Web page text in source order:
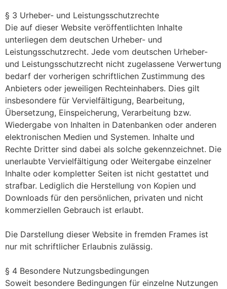
§ 3 Urheber- und Leistungsschutzrechte
Die auf dieser Website veröffentlichten Inhalte
unterliegen dem deutschen Urheber- und
Leistungsschutzrecht. Jede vom deutschen Urheber-
und Leistungsschutzrecht nicht zugelassene Verwertung
bedarf der vorherigen schriftlichen Zustimmung des
Anbieters oder jeweiligen Rechteinhabers. Dies gilt
insbesondere für Vervielfältigung, Bearbeitung,
Übersetzung, Einspeicherung, Verarbeitung bzw.
Wiedergabe von Inhalten in Datenbanken oder anderen
elektronischen Medien und Systemen. Inhalte und
Rechte Dritter sind dabei als solche gekennzeichnet. Die
unerlaubte Vervielfältigung oder Weitergabe einzelner
Inhalte oder kompletter Seiten ist nicht gestattet und
strafbar. Lediglich die Herstellung von Kopien und
Downloads für den persönlichen, privaten und nicht
kommerziellen Gebrauch ist erlaubt.
Die Darstellung dieser Website in fremden Frames ist
nur mit schriftlicher Erlaubnis zulässig.
§ 4 Besondere Nutzungsbedingungen
Soweit besondere Bedingungen für einzelne Nutzungen